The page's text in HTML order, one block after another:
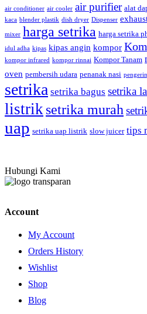
air conditioner air cooler air purifier alat
kaca blender plastik dish dryer Dispenser
mixer harga setrika harga setrika
idul adha kipas kipas angin kompor
kompor infrared kompor rinnai Kompor Tanam
oven pembersih udara penanak nasi
setrika setrika bagus setrika
listriksetrika murah
uap setrika uap listrik slow juicer tips
Hubungi Kami
Account
My Account
Orders History
Wishlist
Shop
Blog